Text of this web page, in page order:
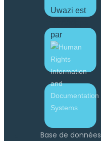
Español
Uwazi est
par
Base de données